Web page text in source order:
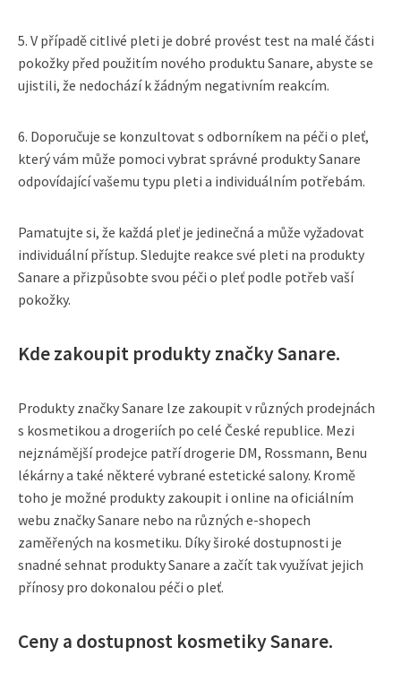
5. V případě citlivé pleti je dobré provést test na malé části
pokožky před použitím nového produktu Sanare, abyste se
ujistili, že nedochází k žádným negativním reakcím.
6. Doporučuje se konzultovat s odborníkem na péči o pleť,
který vám může pomoci vybrat správné produkty Sanare
odpovídající vašemu typu pleti a individuálním potřebám.
Pamatujte si, že každá pleť je jedinečná a může vyžadovat
individuální přístup. Sledujte reakce své pleti na produkty
Sanare a přizpůsobte svou péči o pleť podle potřeb vaší
pokožky.
Kde zakoupit produkty značky Sanare.
Produkty značky Sanare lze zakoupit v různých prodejnách
s kosmetikou a drogeriích po celé České republice. Mezi
nejznámější prodejce patří drogerie DM, Rossmann, Benu
lékárny a také některé vybrané estetické salony. Kromě
toho je možné produkty zakoupit i online na oficiálním
webu značky Sanare nebo na různých e-shopech
zaměřených na kosmetiku. Díky široké dostupnosti je
snadné sehnat produkty Sanare a začít tak využívat jejich
přínosy pro dokonalou péči o pleť.
Ceny a dostupnost kosmetiky Sanare.